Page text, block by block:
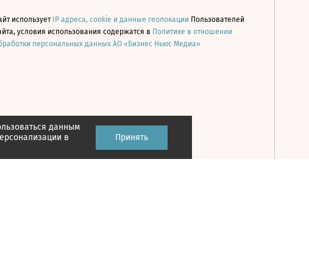
данным
в
Принять
использует IP адреса, cookie и данные геолокации Пользователей
условия использования содержатся в Политике в отношении
персональных данных АО «Бизнес Ньюс Медиа»